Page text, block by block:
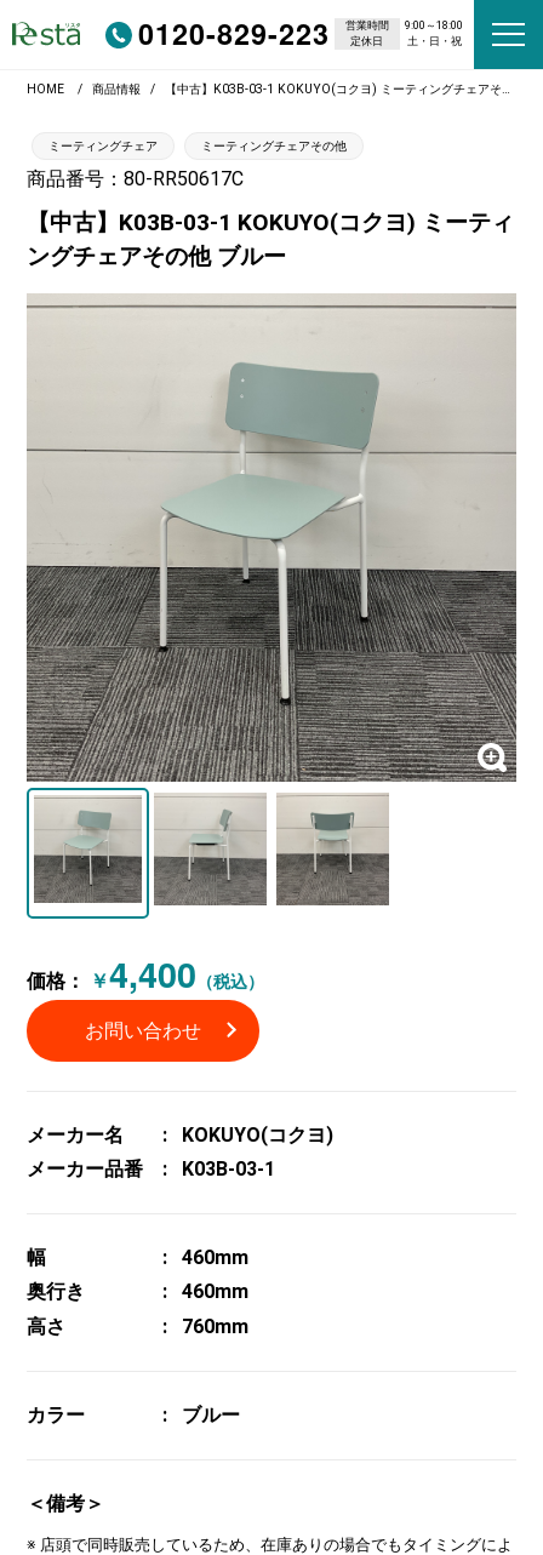
0120-829-223 営業時間
9:00～18:00
定休日
土・日・祝
HOME 商品情報 【中古】K03B-03-1 KOKUYO(コクヨ) ミーティングチェアその他 ブルー
ミーティングチェア ミーティングチェアその他
商品番号：80-RR50617C
【中古】K03B-03-1 KOKUYO(コクヨ) ミーティ
ングチェアその他 ブルー
価格： ￥4,400 （税込）
お問い合わせ
メーカー名
KOKUYO(コクヨ)
メーカー品番
K03B-03-1
幅
460mm
奥行き
460mm
高さ
760mm
カラー ブルー
＜備考＞
※ 店頭で同時販売しているため、在庫ありの場合でもタイミングによ